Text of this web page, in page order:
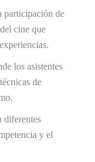
participación de
cine que
los asistentes
de
diferentes
y el